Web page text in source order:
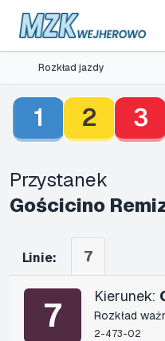
Rozkład jazdy
1 2 3
Przystanek
Gościcino
Linie: 7
7 Kierunek:
Rozkład
2-473-02